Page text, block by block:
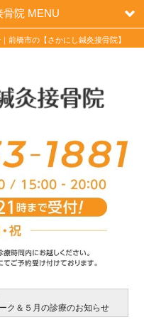
前橋市の【さかにし鍼灸接骨院】
骨院 MENU
ク＆５月の診療のお知らせ